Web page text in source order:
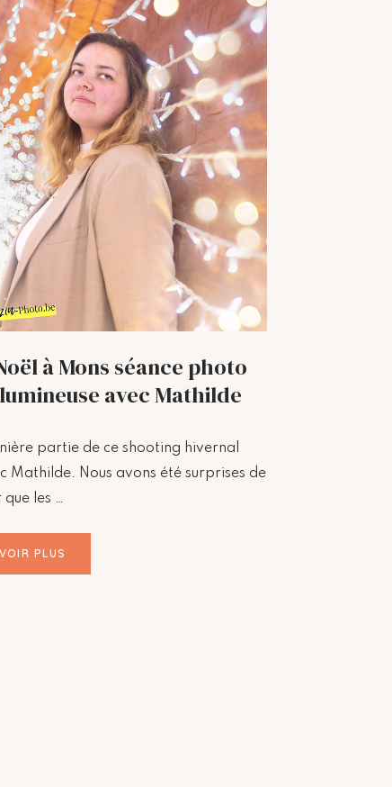
à Mons séance photo
lumineuse avec Mathilde
partie de ce shooting hivernal
Mathilde. Nous avons été surprises de
que les …
VOIR PLUS